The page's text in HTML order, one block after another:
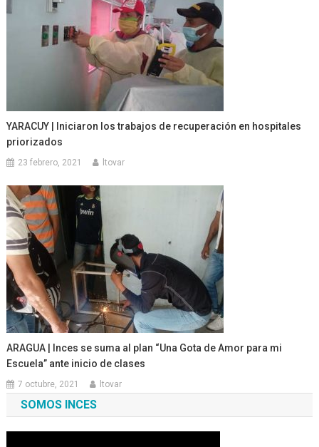
YARACUY | Iniciaron los trabajos de recuperación en hospitales
priorizados
23 febrero, 2021 ltovar
ARAGUA | Inces se suma al plan “Una Gota de Amor para mi
Escuela” ante inicio de clases
7 octubre, 2021 ltovar
SOMOS INCES